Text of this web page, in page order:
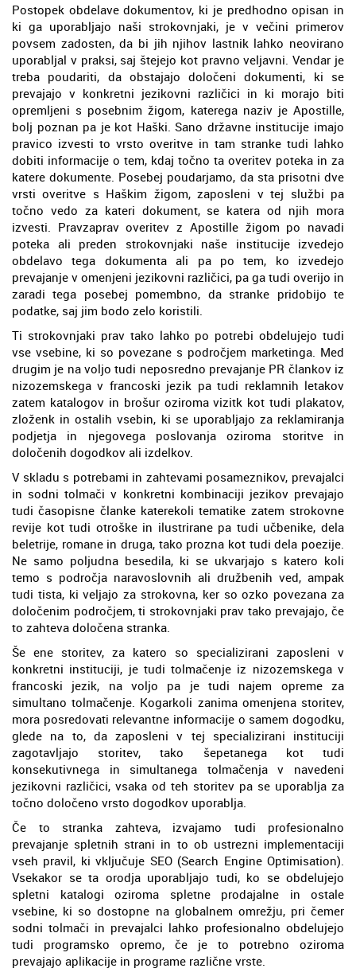
Postopek obdelave dokumentov, ki je predhodno opisan in
ki ga uporabljajo naši strokovnjaki, je v večini primerov
povsem zadosten, da bi jih njihov lastnik lahko neovirano
uporabljal v praksi, saj štejejo kot pravno veljavni. Vendar je
treba poudariti, da obstajajo določeni dokumenti, ki se
prevajajo v konkretni jezikovni različici in ki morajo biti
opremljeni s posebnim žigom, katerega naziv je Apostille,
bolj poznan pa je kot Haški. Sano državne institucije imajo
pravico izvesti to vrsto overitve in tam stranke tudi lahko
dobiti informacije o tem, kdaj točno ta overitev poteka in za
katere dokumente. Posebej poudarjamo, da sta prisotni dve
vrsti overitve s Haškim žigom, zaposleni v tej službi pa
točno vedo za kateri dokument, se katera od njih mora
izvesti. Pravzaprav overitev z Apostille žigom po navadi
poteka ali preden strokovnjaki naše institucije izvedejo
obdelavo tega dokumenta ali pa po tem, ko izvedejo
prevajanje v omenjeni jezikovni različici, pa ga tudi overijo in
zaradi tega posebej pomembno, da stranke pridobijo te
podatke, saj jim bodo zelo koristili.
Ti strokovnjaki prav tako lahko po potrebi obdelujejo tudi
vse vsebine, ki so povezane s področjem marketinga. Med
drugim je na voljo tudi neposredno prevajanje PR člankov iz
nizozemskega v francoski jezik pa tudi reklamnih letakov
zatem katalogov in brošur oziroma vizitk kot tudi plakatov,
zloženk in ostalih vsebin, ki se uporabljajo za reklamiranja
podjetja in njegovega poslovanja oziroma storitve in
določenih dogodkov ali izdelkov.
V skladu s potrebami in zahtevami posameznikov, prevajalci
in sodni tolmači v konkretni kombinaciji jezikov prevajajo
tudi časopisne članke katerekoli tematike zatem strokovne
revije kot tudi otroške in ilustrirane pa tudi učbenike, dela
beletrije, romane in druga, tako prozna kot tudi dela poezije.
Ne samo poljudna besedila, ki se ukvarjajo s katero koli
temo s področja naravoslovnih ali družbenih ved, ampak
tudi tista, ki veljajo za strokovna, ker so ozko povezana za
določenim področjem, ti strokovnjaki prav tako prevajajo, če
to zahteva določena stranka.
Še ene storitev, za katero so specializirani zaposleni v
konkretni instituciji, je tudi tolmačenje iz nizozemskega v
francoski jezik, na voljo pa je tudi najem opreme za
simultano tolmačenje. Kogarkoli zanima omenjena storitev,
mora posredovati relevantne informacije o samem dogodku,
glede na to, da zaposleni v tej specializirani instituciji
zagotavljajo storitev, tako šepetanega kot tudi
konsekutivnega in simultanega tolmačenja v navedeni
jezikovni različici, vsaka od teh storitev pa se uporablja za
točno določeno vrsto dogodkov uporablja.
Če to stranka zahteva, izvajamo tudi profesionalno
prevajanje spletnih strani in to ob ustrezni implementaciji
vseh pravil, ki vključuje SEO (Search Engine Optimisation).
Vsekakor se ta orodja uporabljajo tudi, ko se obdelujejo
spletni katalogi oziroma spletne prodajalne in ostale
vsebine, ki so dostopne na globalnem omrežju, pri čemer
sodni tolmači in prevajalci lahko profesionalno obdelujejo
tudi programsko opremo, če je to potrebno oziroma
prevajajo aplikacije in programe različne vrste.